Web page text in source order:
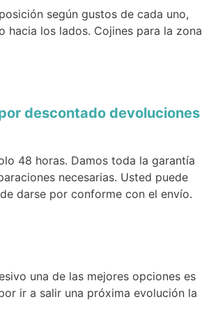
según gustos de cada uno,
hacia los lados. Cojines para la zona
descontado devoluciones
48 horas. Damos toda la garantía
necesarias. Usted puede
darse por conforme con el envío.
una de las mejores opciones es
ir a salir una próxima evolución la